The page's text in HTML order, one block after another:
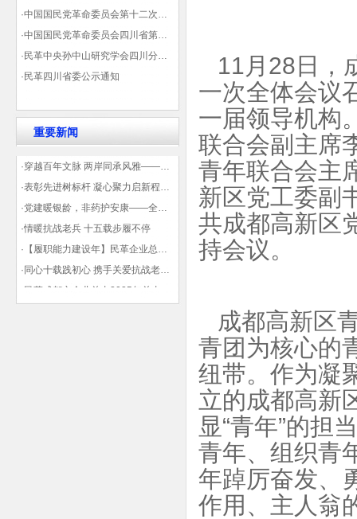
·中国国民党革命委员会第十二次全国代表大会代表登记表（下载）
·中国国民党革命委员会四川省第十一次代表大会代表登记表（下载）
·民革中央孙中山研究学会四川分会领导机构及成员名单
·民革四川省委公示通知
重要新闻
·穿越百年文脉 两岸同承风雅——民革四川省委会“中山天府大讲堂”第三讲在蓉举办
·表彰先进树标杆 凝心聚力启新程——民革企业总支部参加2025年度先进表彰大会有感
·党建暖银龄，非药护安康——全球健康公益大讲堂温情纪实
·情暖抗战老兵 十五载步履不停
·【履职能力建设年】民革企业总支部联合多地民革基层组织发起“夏日送清凉”活动 致敬“乡镇美容师”
·同心十载践初心 携手关爱抗战老兵——民革企业总支部 十年帮扶抗战老兵工作纪实
11月28日，
一次全体会议
一届领导机构
联合会副主席
青年联合会主
新区党工委副
共成都高新区
持会议。
成都高新区
青团为核心的
纽带。作为凝
立的成都高新
显“青年”的担
青年、组织青
年踔厉奋发、
作用、主人翁